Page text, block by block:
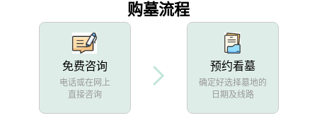
购墓流程
免费咨询
电话或在网上
直接咨询
预约看墓
确定好选择墓地的
日期及线路